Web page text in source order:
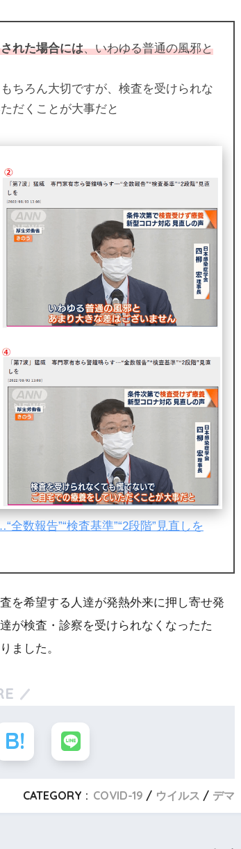
れた場合には、いわゆる普通の風邪と
ちろん大切ですが、検査を受けられな
だくことが大事だと
数報告”“検査基準”“2段階”見直しを
を希望する人達が発熱外来に押し寄せ発
が検査・診察を受けられなくなったた
ました。
CATEGORY : COVID-19 ウイルス デマ